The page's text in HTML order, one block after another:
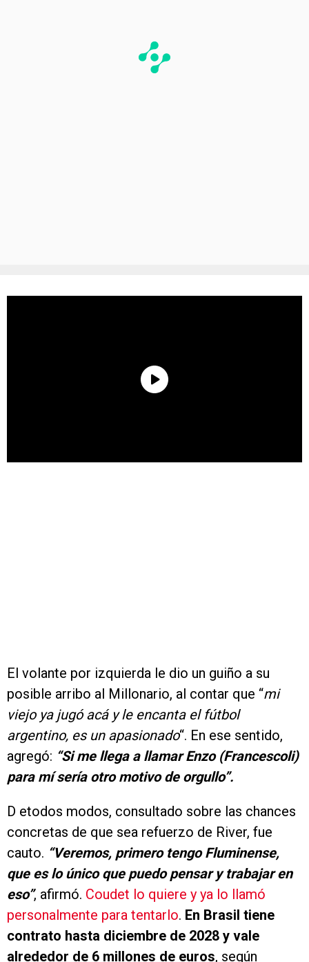
El volante por izquierda le dio un guiño a su
posible arribo al Millonario, al contar que “mi
viejo ya jugó acá y le encanta el fútbol
argentino, es un apasionado“. En ese sentido,
agregó: “Si me llega a llamar Enzo (Francescoli)
para mí sería otro motivo de orgullo”.
D etodos modos, consultado sobre las chances
concretas de que sea refuerzo de River, fue
cauto. “Veremos, primero tengo Fluminense,
que es lo único que puedo pensar y trabajar en
eso”, afirmó. Coudet lo quiere y ya lo llamó
personalmente para tentarlo. En Brasil tiene
contrato hasta diciembre de 2028 y vale
alrededor de 6 millones de euros, según